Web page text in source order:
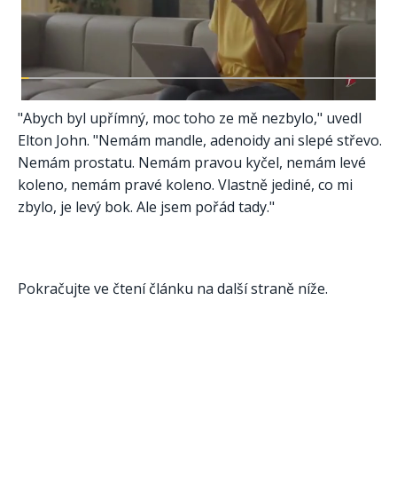
"Abych byl upřímný, moc toho ze mě nezbylo," uvedl
Elton John. "Nemám mandle, adenoidy ani slepé střevo.
Nemám prostatu. Nemám pravou kyčel, nemám levé
koleno, nemám pravé koleno. Vlastně jediné, co mi
zbylo, je levý bok. Ale jsem pořád tady." ​
Pokračujte ve čtení článku na další straně níže.